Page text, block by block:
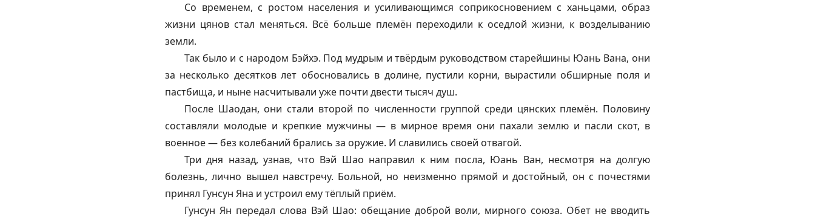
Со временем, с ростом населения и усиливающимся соприкосновением с ханьцами, образ
жизни цянов стал меняться. Всё больше племён переходили к оседлой жизни, к возделыванию
земли.
Так было и с народом Бэйхэ. Под мудрым и твёрдым руководством старейшины Юань Вана, они
за несколько десятков лет обосновались в долине, пустили корни, вырастили обширные поля и
пастбища, и ныне насчитывали уже почти двести тысяч душ.
После Шаодан, они стали второй по численности группой среди цянских племён. Половину
составляли молодые и крепкие мужчины — в мирное время они пахали землю и пасли скот, в
военное — без колебаний брались за оружие. И славились своей отвагой.
Три дня назад, узнав, что Вэй Шао направил к ним посла, Юань Ван, несмотря на долгую
болезнь, лично вышел навстречу. Больной, но неизменно прямой и достойный, он с почестями
принял Гунсун Яна и устроил ему тёплый приём.
Гунсун Ян передал слова Вэй Шао: обещание доброй воли, мирного союза. Обет не вводить